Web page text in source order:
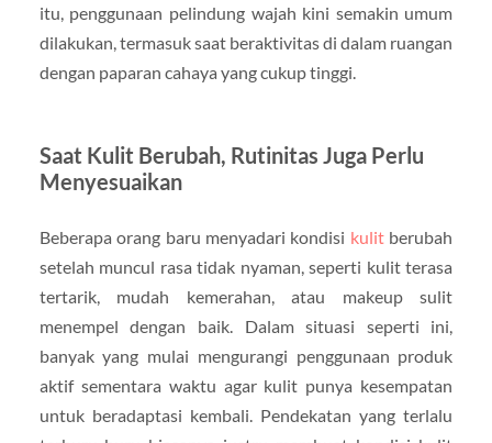
itu, penggunaan pelindung wajah kini semakin umum
dilakukan, termasuk saat beraktivitas di dalam ruangan
dengan paparan cahaya yang cukup tinggi.
Saat Kulit Berubah, Rutinitas Juga Perlu
Menyesuaikan
Beberapa orang baru menyadari kondisi kulitberubah
setelah muncul rasa tidak nyaman, seperti kulit terasa
tertarik, mudah kemerahan, atau makeup sulit
menempel dengan baik. Dalam situasi seperti ini,
banyak yang mulai mengurangi penggunaan produk
aktif sementara waktu agar kulit punya kesempatan
untuk beradaptasi kembali. Pendekatan yang terlalu